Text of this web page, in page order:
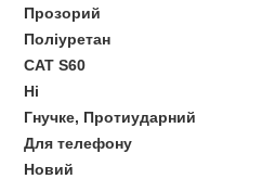
Прозорий
Поліуретан
CAT S60
Ні
Гнучке, Протиударний
Для телефону
Новий